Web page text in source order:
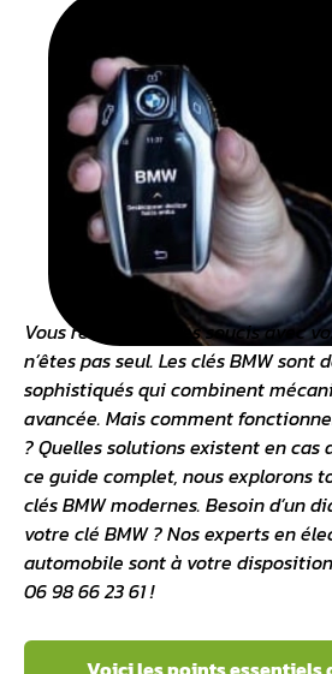
Vous rencontrez des soucis avec
n’êtes pas seul. Les clés BMW sont
sophistiqués qui combinent
avancée. Mais comment
? Quelles solutions existent en cas
ce guide complet, nous explorons
clés BMW modernes. Besoin d’un
votre clé BMW ? Nosexperts en
automobile sont à votre
06 98 66 23 61 !